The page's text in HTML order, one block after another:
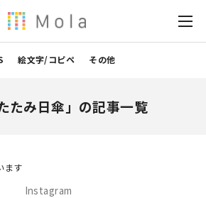
絵文字/コピペ その他
たみ日傘」の記事一覧
ます
Instagram